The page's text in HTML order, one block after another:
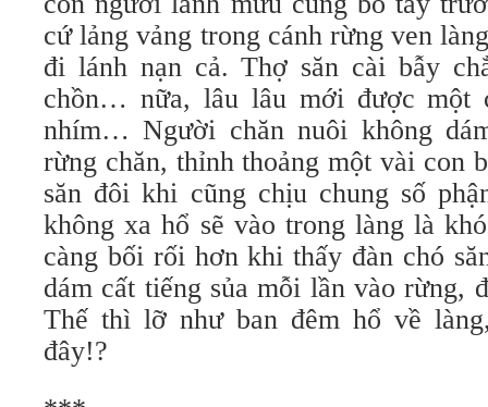
cứ lảng vảng trong cánh rừng ven
đi lánh nạn cả. Thợ săn cài bẫy
chồn… nữa, lâu lâu mới được một
nhím… Người chăn nuôi không
rừng chăn, thỉnh thoảng một vài con
săn đôi khi cũng chịu chung số
không xa hổ sẽ vào trong làng là
càng bối rối hơn khi thấy đàn chó
dám cất tiếng sủa mỗi lần vào rừng,
Thế thì lỡ như ban đêm hổ về
đây!?